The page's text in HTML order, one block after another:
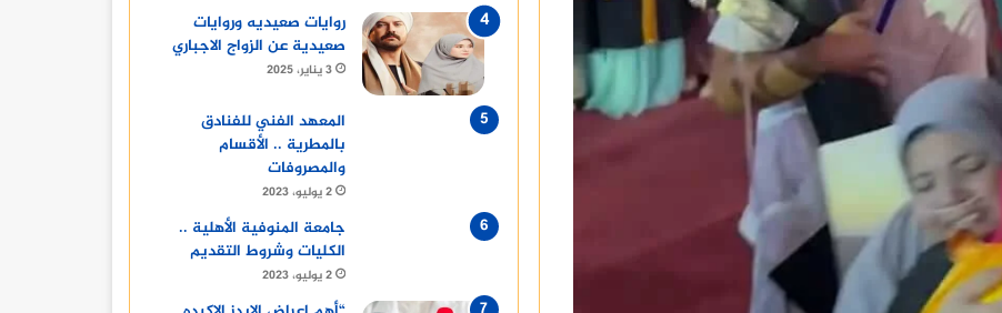
روايات صعيديه وروايات
صعيدية عن الزواج الاجباري
3 يناير، 2025
المعهد الفني للفنادق
بالمطرية .. الأقسام
والمصروفات
2 يوليو، 2023
جامعة المنوفية الأهلية ..
الكليات وشروط التقديم
2 يوليو، 2023